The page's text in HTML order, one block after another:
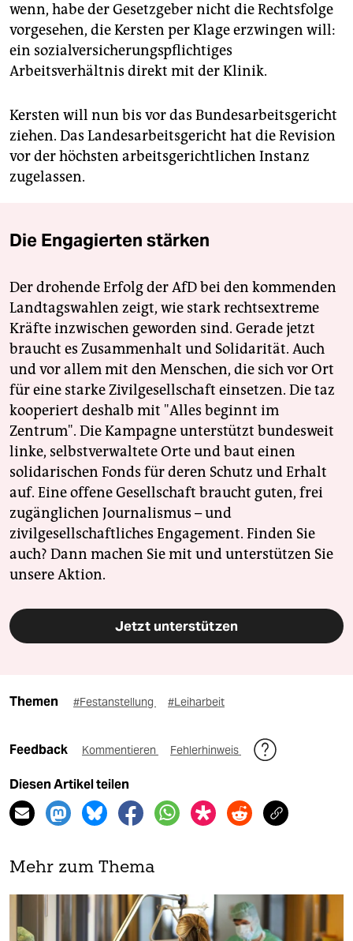
wenn, habe der Gesetzgeber nicht die Rechtsfolge
vorgesehen, die Kersten per Klage erzwingen will:
ein sozialversicherungspflichtiges
Arbeitsverhältnis direkt mit der Klinik.
Kersten will nun bis vor das Bundesarbeitsgericht
ziehen. Das Landesarbeitsgericht hat die Revision
vor der höchsten arbeitsgerichtlichen Instanz
zugelassen.
Die Engagierten stärken
Der drohende Erfolg der AfD bei den kommenden
Landtagswahlen zeigt, wie stark rechtsextreme
Kräfte inzwischen geworden sind. Gerade jetzt
braucht es Zusammenhalt und Solidarität. Auch
und vor allem mit den Menschen, die sich vor Ort
für eine starke Zivilgesellschaft einsetzen. Die taz
kooperiert deshalb mit "Alles beginnt im
Zentrum". Die Kampagne unterstützt bundesweit
linke, selbstverwaltete Orte und baut einen
solidarischen Fonds für deren Schutz und Erhalt
auf. Eine offene Gesellschaft braucht guten, frei
zugänglichen Journalismus – und
zivilgesellschaftliches Engagement. Finden Sie
auch? Dann machen Sie mit und unterstützen Sie
unsere Aktion.
Jetzt unterstützen
Themen #Festanstellung #Leiharbeit
Feedback Kommentieren Fehlerhinweis
Diesen Artikel teilen
Mehr zum Thema